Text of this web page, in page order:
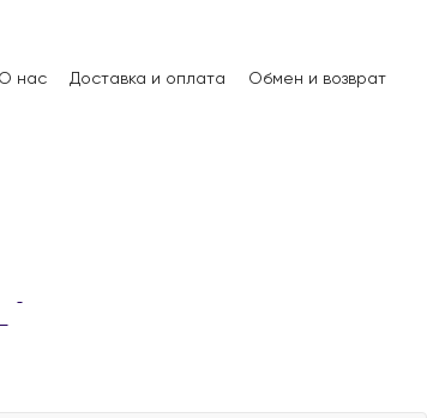
О нас Доставка и оплата Обмен и возврат